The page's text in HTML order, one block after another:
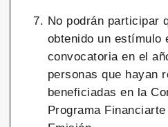
No podrán participar
obtenido un estímulo
convocatoria en el
personas que hayan
beneficiadas en la
Programa